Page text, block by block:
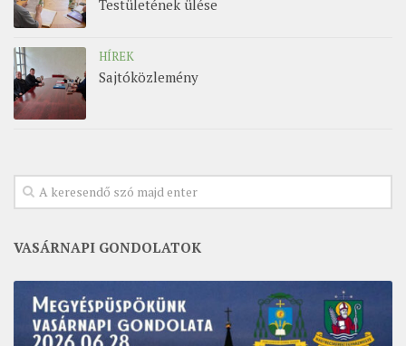
Testületének ülése
HÍREK
Sajtóközlemény
VASÁRNAPI GONDOLATOK